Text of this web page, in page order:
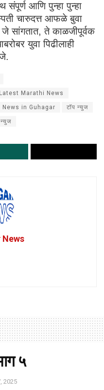
संपूर्ण आणि पुन्हा पुन्हा
चारुदत्त आफळे बुवा
जे सांगतात, ते काळजीपूर्वक
युवा पिढीलाही
Latest Marathi News
News in Guhagar टॉप न्युज
News
५
2025